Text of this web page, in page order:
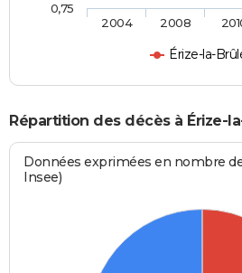
Érize-la-
2004 2008
0,75
Répartition des décès à Érize-
Données exprimées en nombre
Insee)